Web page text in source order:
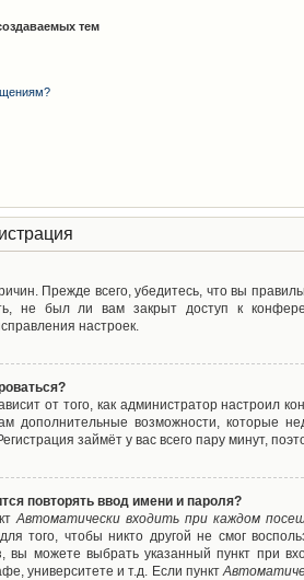
тем
Прежде всего, убедитесь, что вы
не был ли вам закрыт доступ к
настроек.
от того, как администратор
дополнительные возможности, которые
займёт у вас всего пару минут,
повторять ввод имени и пароля?
Автоматически входить при каждом
того, чтобы никто другой не смог
вы можете выбрать указанный пункт при
университете и т.д. Если пункт